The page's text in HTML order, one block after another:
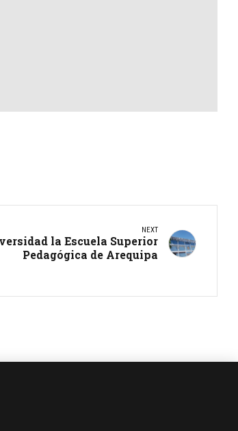
NEXT
la Escuela Superior
Pedagógica de Arequipa